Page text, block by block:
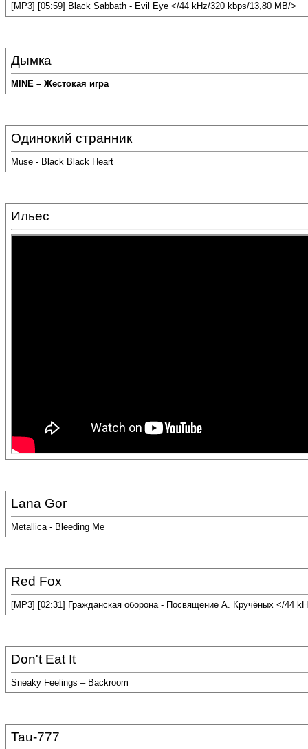
[MP3] [05:59] Black Sabbath - Evil Eye </44 kHz/320 kbps/13,80 MB/>
Дымка
MINE – Жестокая игра
Одинокий странник
Muse - Black Black Heart
Ильес
Lana Gor
Metallica - Bleeding Me
Red Fox
[MP3] [02:31] Гражданская оборона - Посвящение А. Кручёных </44
Don't Eat It
Sneaky Feelings – Backroom
Tau-777